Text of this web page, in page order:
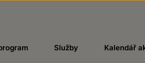
Služby Kalendář